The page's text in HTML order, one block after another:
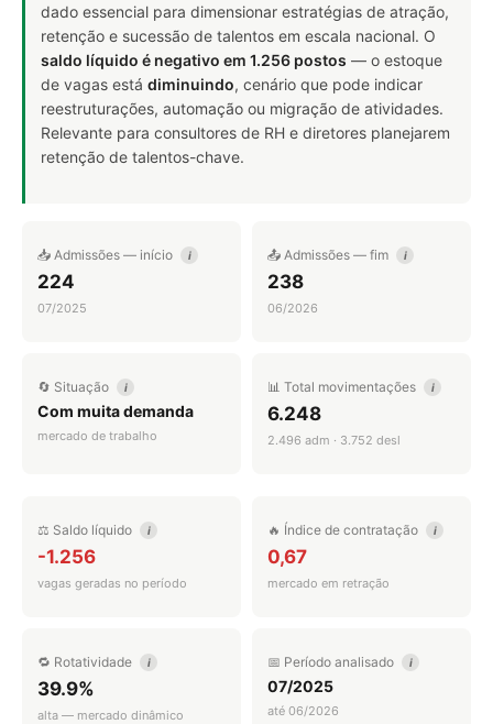
dado essencial para dimensionar estratégias de atração,
retenção e sucessão de talentos em escala nacional. O
saldo líquido é negativo em 1.256 postos — o estoque
de vagas está diminuindo, cenário que pode indicar
reestruturações, automação ou migração de atividades.
Relevante para consultores de RH e diretores planejarem
retenção de talentos-chave.
📥 Admissões — início i
224
07/2025
📤 Admissões — fim i
238
06/2026
🔄 Situação i
Com muita demanda
mercado de trabalho
📊 Total movimentações i
6.248
2.496 adm · 3.752 desl
⚖️ Saldo líquido i
-1.256
vagas geradas no período
🔥 Índice de contratação i
0,67
mercado em retração
🔁 Rotatividade i
39.9%
alta — mercado dinâmico
📅 Período analisado i
07/2025
até 06/2026